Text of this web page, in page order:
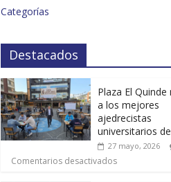
Categorías
Destacados
Plaza El Quinde
a los mejores
ajedrecistas
universitarios
27 mayo, 2026
Comentarios desactivados